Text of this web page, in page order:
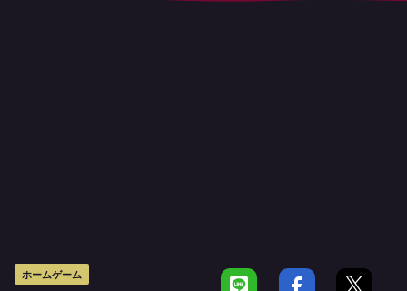
ホームゲーム